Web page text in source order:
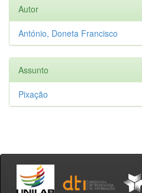
Autor
António, Doneta Francisco
Assunto
Pixação